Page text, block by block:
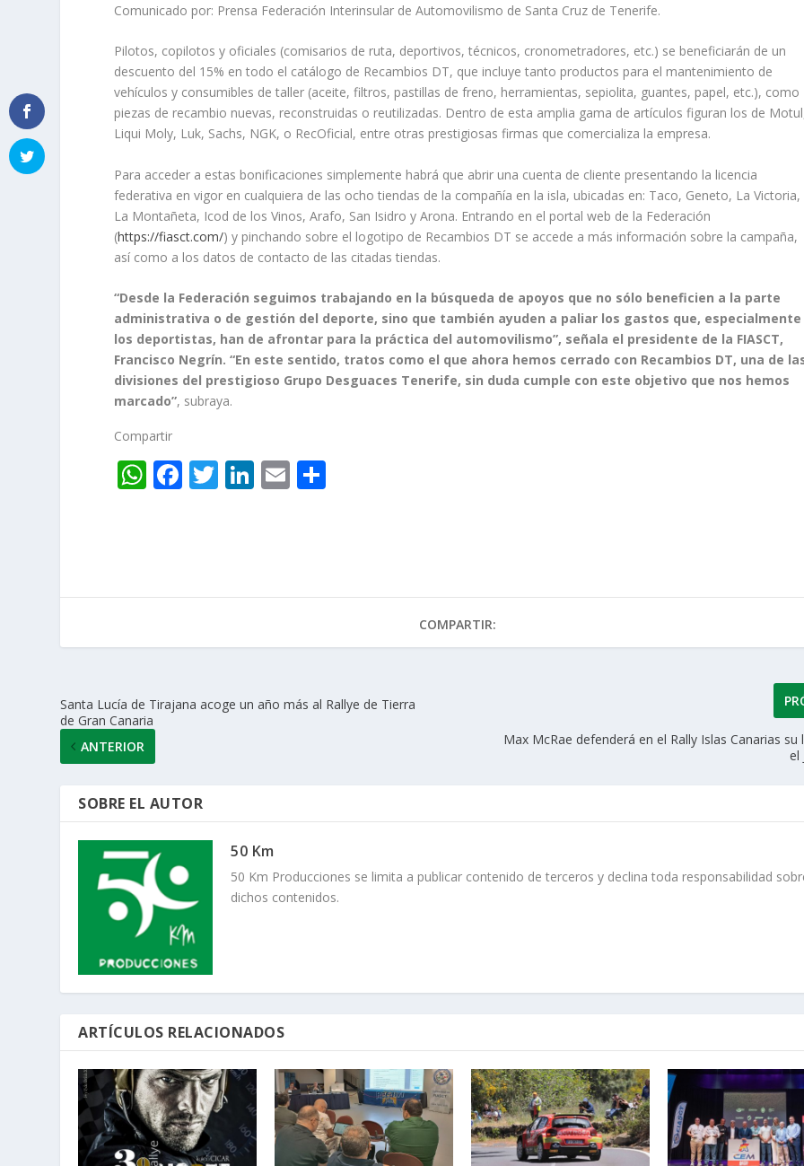
Comunicado por: Prensa Federación Interinsular de Automovilismo de Santa Cruz de Tenerife.
Pilotos, copilotos y oficiales (comisarios de ruta, deportivos, técnicos, cronometradores, etc.) se beneficiarán de un
descuento del 15% en todo el catálogo de Recambios DT, que incluye tanto productos para el mantenimiento de
vehículos y consumibles de taller (aceite, filtros, pastillas de freno, herramientas, sepiolita, guantes, papel, etc.), como
piezas de recambio nuevas, reconstruidas o reutilizadas. Dentro de esta amplia gama de artículos figuran los de
Liqui Moly, Luk, Sachs, NGK, o RecOficial, entre otras prestigiosas firmas que comercializa la empresa.
Para acceder a estas bonificaciones simplemente habrá que abrir una cuenta de cliente presentando la licencia
federativa en vigor en cualquiera de las ocho tiendas de la compañía en la isla, ubicadas en: Taco, Geneto, La Victoria,
La Montañeta, Icod de los Vinos, Arafo, San Isidro y Arona. Entrando en el portal web de la Federación
(https://fiasct.com/) y pinchando sobre el logotipo de Recambios DT se accede a más información sobre la campaña,
así como a los datos de contacto de las citadas tiendas.
“Desde la Federación seguimos trabajando en la búsqueda de apoyos que no sólo beneficien a la parte
administrativa o de gestión del deporte, sino que también ayuden a paliar los gastos que, especialmente
los deportistas, han de afrontar para la práctica del automovilismo”, señala el presidente de la FIASCT,
Francisco Negrín. “En este sentido, tratos como el que ahora hemos cerrado con Recambios DT, una de
divisiones del prestigioso Grupo Desguaces Tenerife, sin duda cumple con este objetivo que nos hemos
marcado”, subraya.
Compartir
W
A
p
F
o
k
T Li
dI
E
ar
r
COMPARTIR:
Santa Lucía de Tirajana acoge un año más al Rallye de Tierra
de Gran Canaria
ANTERIOR
Max McRae defenderá en el Rally Islas Canarias
el
SOBRE EL AUTOR
50 Km
50 Km Producciones se limita a publicar contenido de terceros y declina toda responsabilidad
dichos contenidos.
ARTÍCULOS RELACIONADOS